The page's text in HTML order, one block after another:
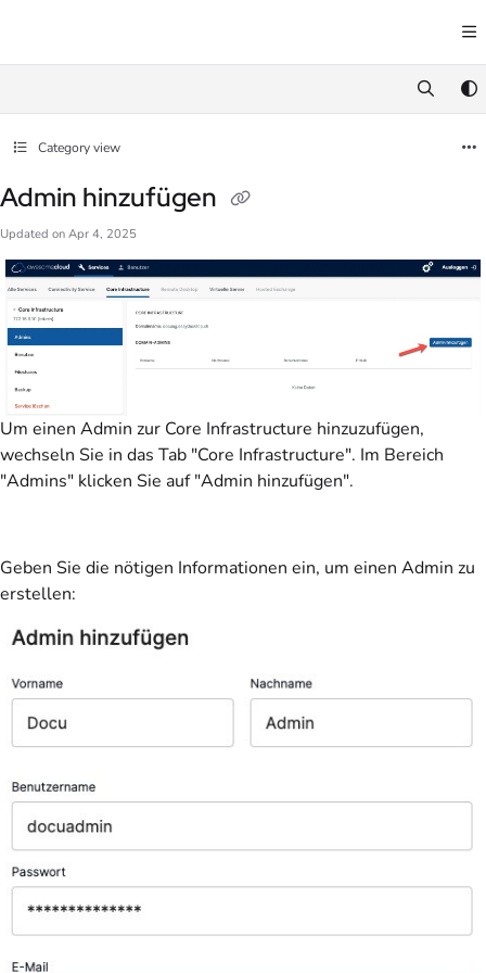
https://docs.awesome.cloud/llms.txt
Category view
Admin hinzufügen
Updated on Apr 4, 2025
Um einen Admin zur Core Infrastructure hinzuzufügen,
wechseln Sie in das Tab "Core Infrastructure". Im Bereich
"Admins" klicken Sie auf "Admin hinzufügen".
Geben Sie die nötigen Informationen ein, um einen Admin zu
erstellen: